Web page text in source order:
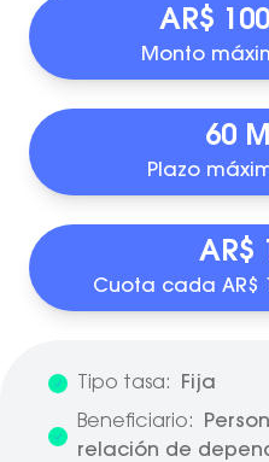
AR$
Monto
60
Plazo
AR$
Cuota cada AR$
Tipo tasa:
Fija
Beneficiario:
relación de